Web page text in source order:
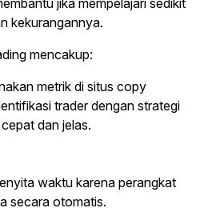
jika mempelajari sedikit
kekurangannya.
mencakup:
metrik di situs copy
traderdengan strategi
dan jelas.
waktu karena perangkat
secara otomatis.